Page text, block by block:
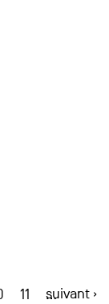
11 …
suivant ›